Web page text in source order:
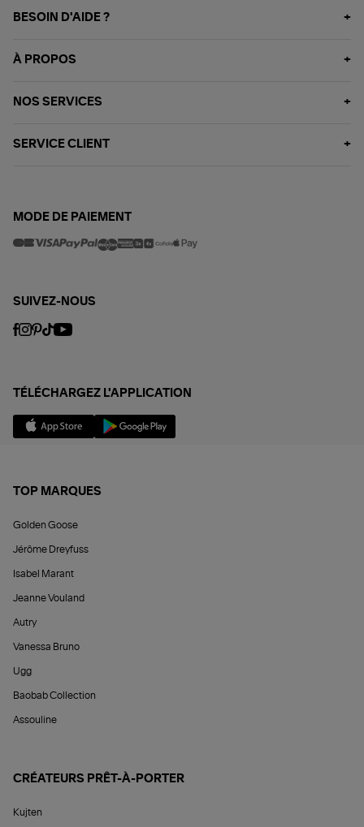
BESOIN D'AIDE ?
À PROPOS
NOS SERVICES
SERVICE CLIENT
MODE DE PAIEMENT
SUIVEZ-NOUS
TÉLÉCHARGEZ L'APPLICATION
TOP MARQUES
Golden Goose
Jérôme Dreyfuss
Isabel Marant
Jeanne Vouland
Autry
Vanessa Bruno
Ugg
Baobab Collection
Assouline
CRÉATEURS PRÊT-À-PORTER
Kujten